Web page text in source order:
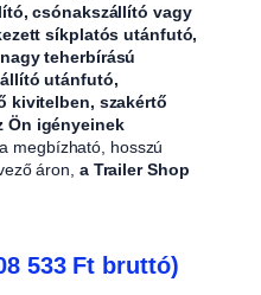
csónakszállító vagy
síkplatós utánfutó,
teherbírású
utánfutó,
kivitelben, szakértő
Ön igényeinek
megbízható, hosszú
áron, a Trailer Shop
533 Ft bruttó)